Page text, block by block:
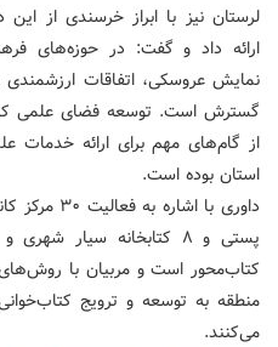
لرستان نیز با ابراز خرسندی از
ارائه داد و گفت: در حوزه‌های
نمایش عروسکی، اتفاقات ارزشمندی
گسترش است. توسعه فضای علمی
از گام‌های مهم برای ارائه خدمات
استان بوده است.
پستی و ۸ کتابخانه سیار
کتاب‌محور است و مربیان با
منطقه به توسعه و ترویج
می‌کنند.